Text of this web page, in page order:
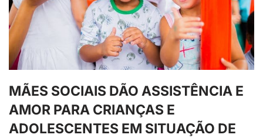
MÃES SOCIAIS DÃO ASSISTÊNCIA E
AMOR PARA CRIANÇAS E
ADOLESCENTES EM SITUAÇÃO DE